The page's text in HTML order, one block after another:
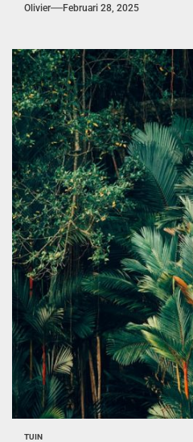
Olivier Februari 28, 2025
TUIN